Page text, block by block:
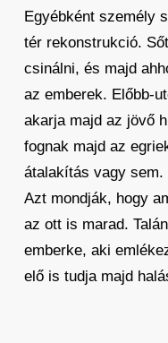
Egyébként személy
tér rekonstrukció.
csinálni, és majd
az emberek. Előbb-
akarja majd az jövő
fognak majd az
átalakítás vagy sem.
Azt mondják, hogy
az ott is marad.
emberke, aki
elő is tudja majd